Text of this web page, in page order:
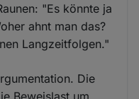
"Es könnte ja
ahnt man das?
Langzeitfolgen."
Die
Beweislast um.